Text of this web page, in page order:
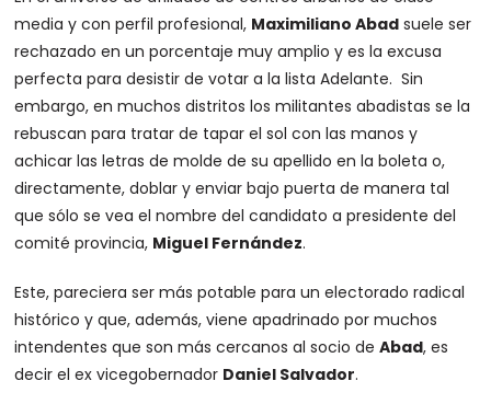
media y con perfil profesional, Maximiliano Abad suele ser
rechazado en un porcentaje muy amplio y es la excusa
perfecta para desistir de votar a la lista Adelante. Sin
embargo, en muchos distritos los militantes abadistas se la
rebuscan para tratar de tapar el sol con las manos y
achicar las letras de molde de su apellido en la boleta o,
directamente, doblar y enviar bajo puerta de manera tal
que sólo se vea el nombre del candidato a presidente del
comité provincia, Miguel Fernández.
Este, pareciera ser más potable para un electorado radical
histórico y que, además, viene apadrinado por muchos
intendentes que son más cercanos al socio deAbad, es
decir el ex vicegobernador Daniel Salvador.